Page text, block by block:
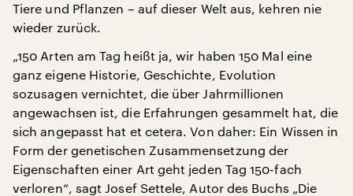
Tiere und Pflanzen – auf dieser Welt aus, kehren nie
wieder zurück.
„150 Arten am Tag heißt ja, wir haben 150 Mal eine
ganz eigene Historie, Geschichte, Evolution
sozusagen vernichtet, die über Jahrmillionen
angewachsen ist, die Erfahrungen gesammelt hat, die
sich angepasst hat et cetera. Von daher: Ein Wissen in
Form der genetischen Zusammensetzung der
Eigenschaften einer Art geht jeden Tag 150-fach
verloren“, sagt Josef Settele, Autor des Buchs „Die